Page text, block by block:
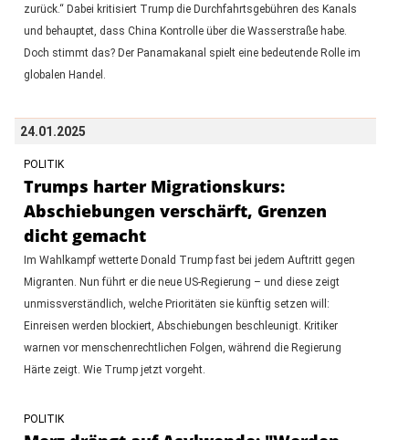
zurück.“ Dabei kritisiert Trump die Durchfahrtsgebühren des Kanals
und behauptet, dass China Kontrolle über die Wasserstraße habe.
Doch stimmt das? Der Panamakanal spielt eine bedeutende Rolle im
globalen Handel.
24.01.2025
POLITIK
Trumps harter Migrationskurs:
Abschiebungen verschärft, Grenzen
dicht gemacht
Im Wahlkampf wetterte Donald Trump fast bei jedem Auftritt gegen
Migranten. Nun führt er die neue US-Regierung – und diese zeigt
unmissverständlich, welche Prioritäten sie künftig setzen will:
Einreisen werden blockiert, Abschiebungen beschleunigt. Kritiker
warnen vor menschenrechtlichen Folgen, während die Regierung
Härte zeigt. Wie Trump jetzt vorgeht.
POLITIK